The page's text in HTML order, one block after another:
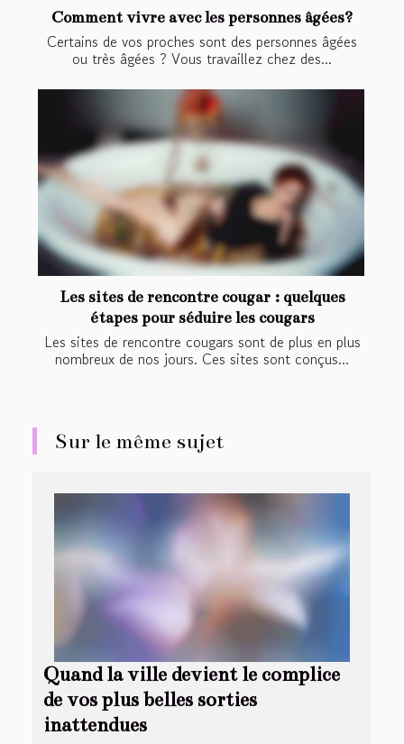
Comment vivre avec les personnes âgées?
Certains de vos proches sont des personnes âgées
ou très âgées ? Vous travaillez chez des...
Les sites de rencontre cougar : quelques
étapes pour séduire les cougars
Les sites de rencontre cougars sont de plus en plus
nombreux de nos jours. Ces sites sont conçus...
Sur le même sujet
Quand la ville devient le complice
de vos plus belles sorties
inattendues